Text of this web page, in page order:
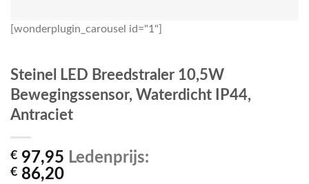
[wonderplugin_carousel id="1"]
Steinel LED Breedstraler 10,5W
Bewegingssensor, Waterdicht IP44,
Antraciet
€ 97,95 Ledenprijs:
€ 86,20